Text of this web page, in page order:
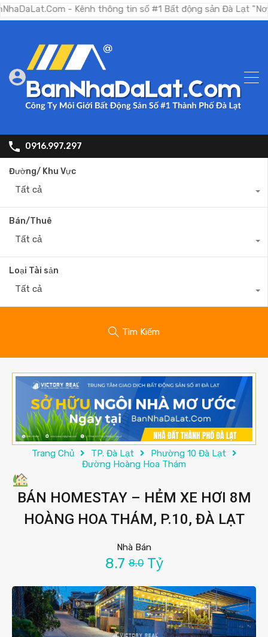
- Kênh thông tin số #1 Bất động sản Đà Lạt "Nơi bạn
0916.997.297
Đường/ Khu Vực
Tất cả
Bán/Thuê
Tất cả
Loại Tài sản
Tất cả
Tìm Kiếm
Trang Chủ TP. Đà Lạt
Phường 10 Đà Lạt
Đường Hoàng Hoa Thám
BÁN HOMESTAY – HẺM XE HƠI 8M
HOÀNG HOA THÁM, P.10, ĐÀ LẠT
Nhà Bán
8.7 8.0Tỷ